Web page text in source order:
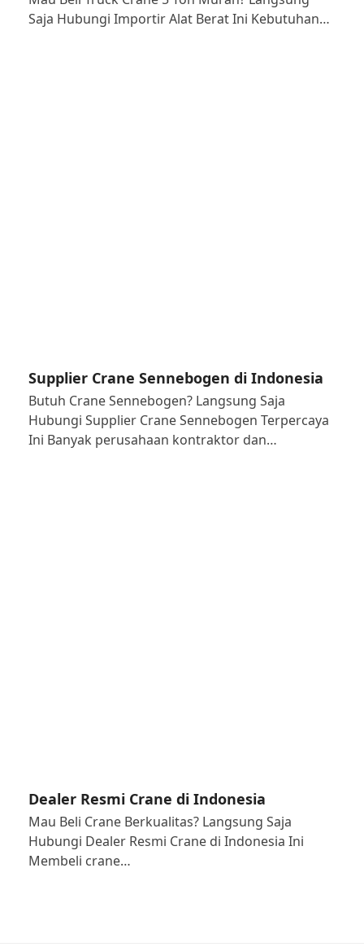
Saja Hubungi Importir Alat Berat Ini Kebutuhan…
Supplier Crane Sennebogen di Indonesia
Butuh Crane Sennebogen? Langsung Saja
Hubungi Supplier Crane Sennebogen Terpercaya
Ini Banyak perusahaan kontraktor dan…
Dealer Resmi Crane di Indonesia
Mau Beli Crane Berkualitas? Langsung Saja
Hubungi Dealer Resmi Crane di Indonesia Ini
Membeli crane…